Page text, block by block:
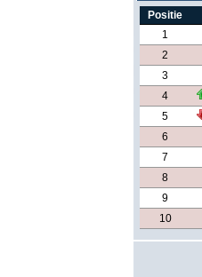
Positie
1
2
3
4
5
6
7
8
9
10